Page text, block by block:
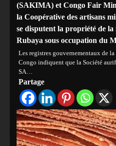
(SAKIMA) et Congo Fair
la Coopérative des artisans
se disputent la propriété de
Rubaya sous occupation du
Les registres gouvernementaux de
Congo indiquent que la Société
SA…
Partage